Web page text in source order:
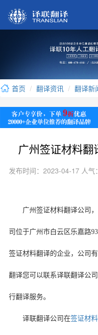
首页 翻译资讯 翻译新
广州签证材料
发布时间：2023-04-17 人气
广州签证材料翻译公司
司位于广州市白云区乐嘉路93
签证材料翻译的企业，公司
翻译您可以联系译联翻译公
行翻译服务。
译联翻译公司在签证材